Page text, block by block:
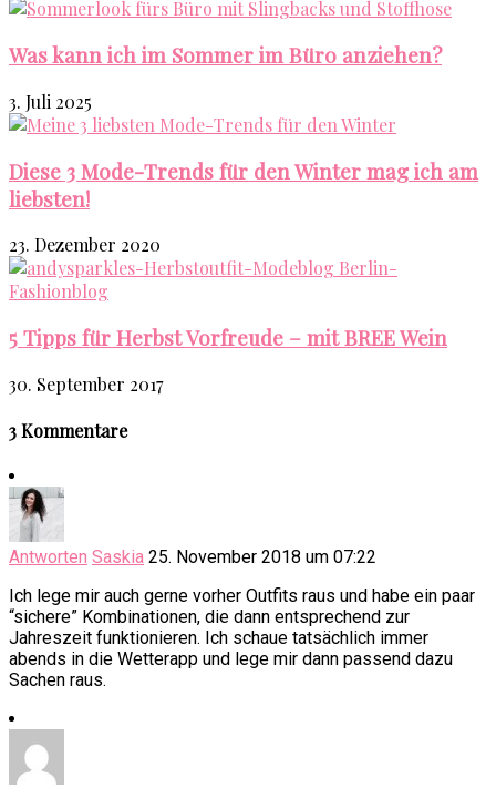
Was kann ich im Sommer im Büro anziehen?
3. Juli 2025
Diese 3 Mode-Trends für den Winter mag ich am
liebsten!
23. Dezember 2020
5 Tipps für Herbst Vorfreude – mit BREE Wein
30. September 2017
3 Kommentare
Antworten Saskia 25. November 2018 um 07:22
Ich lege mir auch gerne vorher Outfits raus und habe ein paar
“sichere” Kombinationen, die dann entsprechend zur
Jahreszeit funktionieren. Ich schaue tatsächlich immer
abends in die Wetterapp und lege mir dann passend dazu
Sachen raus.